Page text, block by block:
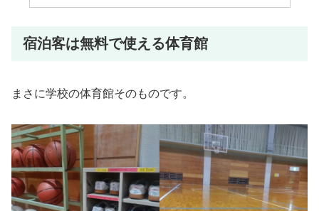
宿泊客は無料で使える体育館
まさに学校の体育館そのものです。